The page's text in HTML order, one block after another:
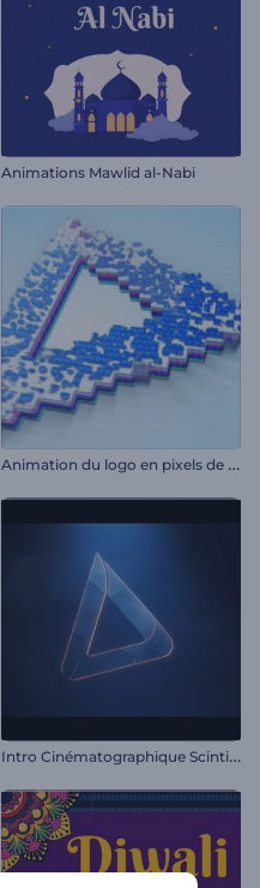
Animations Mawlid al-Nabi
A
nimation du logo en pixels de glitch
I
ntro Cinématographique Scintillante